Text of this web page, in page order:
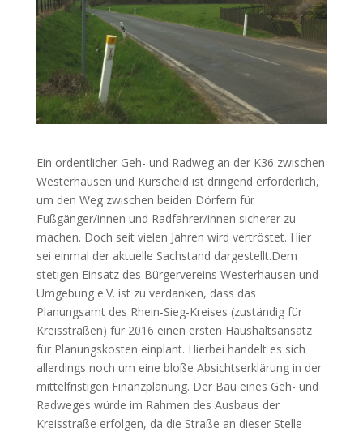
Ein ordentlicher Geh- und Radweg an der K36 zwischen
Westerhausen und Kurscheid ist dringend erforderlich,
um den Weg zwischen beiden Dörfern für
Fußgänger/innen und Radfahrer/innen sicherer zu
machen. Doch seit vielen Jahren wird vertröstet. Hier
sei einmal der aktuelle Sachstand dargestellt.Dem
stetigen Einsatz des Bürgervereins Westerhausen und
Umgebung e.V. ist zu verdanken, dass das
Planungsamt des Rhein-Sieg-Kreises (zuständig für
Kreisstraßen) für 2016 einen ersten Haushaltsansatz
für Planungskosten einplant. Hierbei handelt es sich
allerdings noch um eine bloße Absichtserklärung in der
mittelfristigen Finanzplanung. Der Bau eines Geh- und
Radweges würde im Rahmen des Ausbaus der
Kreisstraße erfolgen, da die Straße an dieser Stelle